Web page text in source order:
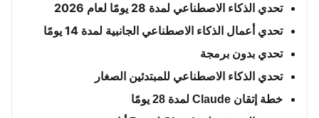
تحدي الذكاء الاصطناعي لمدة 28 يومًا لعام 2026
تحدي أعمال الذكاء الاصطناعي الجانبية لمدة 14 يومًا
تحدي بدون برمجة
تحدي الذكاء الاصطناعي للمبتدئين الصغار
خطة إتقان Claude لمدة 28 يومًا